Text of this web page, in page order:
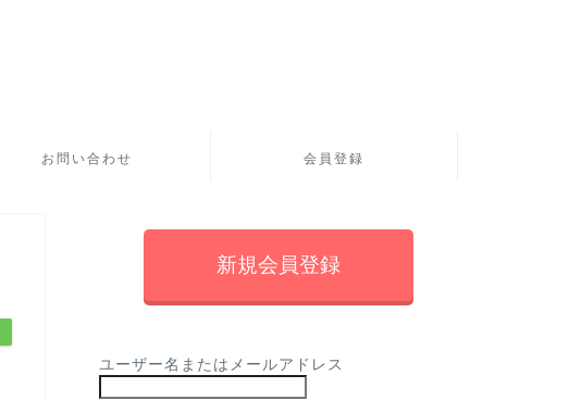
お問い合わせ 会員登録
新規会員登録
ユーザー名またはメールアドレス